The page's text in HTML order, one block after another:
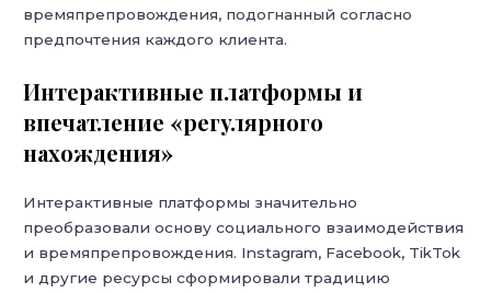
времяпрепровождения, подогнанный согласно
предпочтения каждого клиента.
Интерактивные платформы и
впечатление «регулярного
нахождения»
Интерактивные платформы значительно
преобразовали основу социального взаимодействия
и времяпрепровождения. Instagram, Facebook, TikTok
и другие ресурсы сформировали традицию